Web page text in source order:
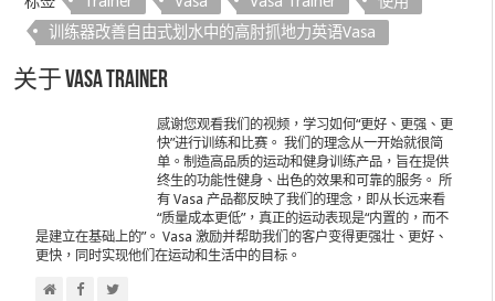
训练器改善自由式划水中的高肘抓地力英语Vasa
关于 Vasa Trainer
感谢您观看我们的视频，学习如何“更好、更强、更
快”进行训练和比赛。 我们的理念从一开始就很简
单。制造高品质的运动和健身训练产品，旨在提供
终生的功能性健身、出色的效果和可靠的服务。 所
有 Vasa 产品都反映了我们的理念，即从长远来看
“质量成本更低”，真正的运动表现是“内置的，而不
是建立在基础上的”。 Vasa 激励并帮助我们的客户变得更强壮、更好、
更快，同时实现他们在运动和生活中的目标。